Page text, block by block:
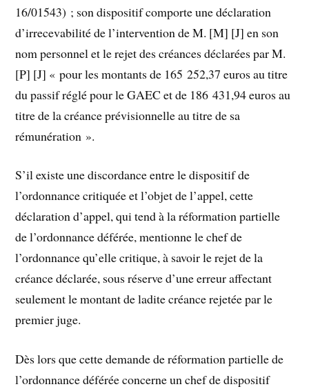
16/01543) ; son dispositif comporte une déclaration
d’irrecevabilité de l’intervention de M. [M] [J] en son
nom personnel et le rejet des créances déclarées par M.
[P] [J] « pour les montants de 165 252,37 euros au titre
du passif réglé pour le GAEC et de 186 431,94 euros au
titre de la créance prévisionnelle au titre de sa
rémunération ».
S’il existe une discordance entre le dispositif de
l’ordonnance critiquée et l’objet de l’appel, cette
déclaration d’appel, qui tend à la réformation partielle
de l’ordonnance déférée, mentionne le chef de
l’ordonnance qu’elle critique, à savoir le rejet de la
créance déclarée, sous réserve d’une erreur affectant
seulement le montant de ladite créance rejetée par le
premier juge.
Dès lors que cette demande de réformation partielle de
l’ordonnance déférée concerne un chef de dispositif